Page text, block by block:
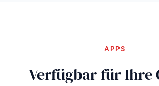
APPS
Verfügbar für Ihre